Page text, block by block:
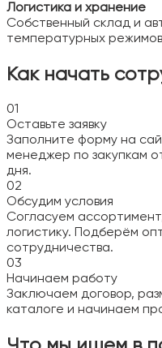
Логистика и хранение
Собственный склад и
температурных
Как начать
01
Оставьте заявку
Заполните форму на
менеджер по закупкам
дня.
02
Обсудим условия
Согласуем
логистику. Подберём
сотрудничества.
03
Начинаем работу
Заключаем договор,
каталоге и начинаем